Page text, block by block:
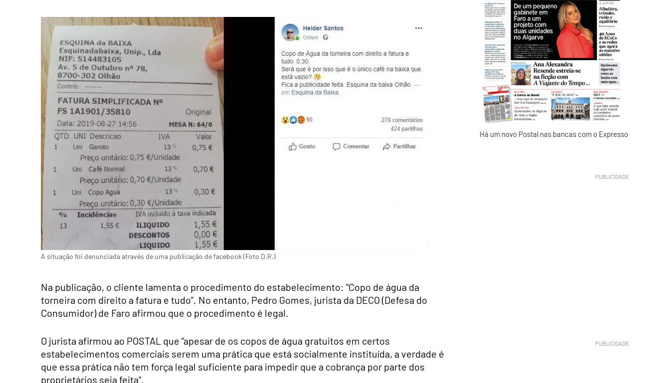
A situação foi denunciada através de uma publicação de facebook (Foto D.R.)
Na publicação, o cliente lamenta o procedimento do estabelecimento: “Copo de água da
torneira com direito a fatura e tudo”. No entanto, Pedro Gomes, jurista da DECO (Defesa do
Consumidor) de Faro afirmou que o procedimento é legal.
O jurista afirmou ao POSTAL que “apesar de os copos de água gratuitos em certos
estabelecimentos comerciais serem uma prática que está socialmente instituída, a verdade é
que essa prática não tem força legal suficiente para impedir que a cobrança por parte dos
proprietários seja feita”.
Há um novo Postal nas bancas com o Expresso